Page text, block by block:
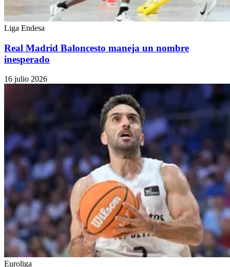
Liga Endesa
Real Madrid Baloncesto maneja un nombre
inesperado
16 julio 2026
Euroliga